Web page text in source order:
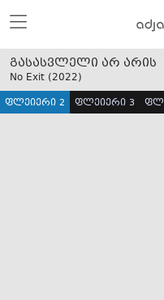
გასასვლელი არ არის
No Exit (2022)
ფლეიერი 2 ფლეიერი 3